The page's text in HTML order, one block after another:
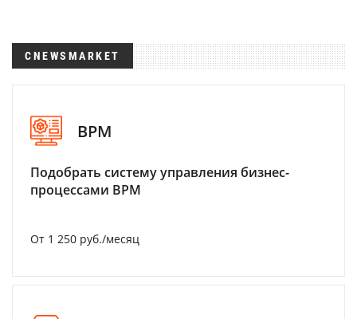
CNEWSMARKET
BPM
Подобрать систему управления бизнес-
процессами BPM
От 1 250 руб./месяц